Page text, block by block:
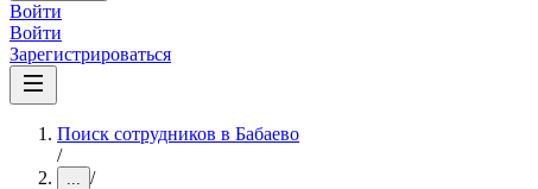
Войти
Войти
Зарегистрироваться
Поиск сотрудников в Бабаево
/
... /